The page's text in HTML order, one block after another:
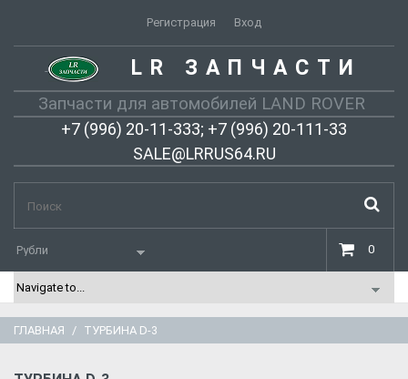
Регистрация Вход
- LR ЗАПЧАСТИ
Запчасти для автомобилей LAND ROVER
+7 (996) 20-11-333; +7 (996) 20-111-33
SALE@LRRUS64.RU
0
ГЛАВНАЯ ТУРБИНА D-3